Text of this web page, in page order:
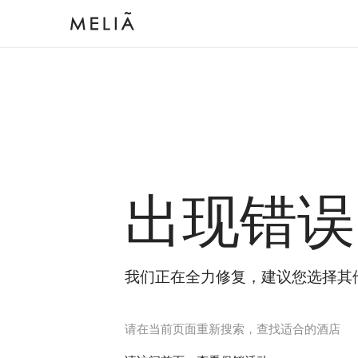
出现错误
我们正在全力修复，建议您选择其
请在当前页面重新搜索，查找适合的酒店